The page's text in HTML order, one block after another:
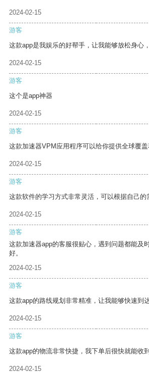
2024-02-15
游客
这款app是我娱乐的好帮手，让我能够放松身心
2024-02-15
游客
这个是app神器
2024-02-15
游客
这款加速器VPM应用程序可以给你提供全球覆盖
2024-02-15
游客
这款软件的学习方式非常灵活，可以根据自己的
2024-02-15
游客
这款加速器app的客服很贴心，遇到问题都能及
好。
2024-02-15
游客
这款app的路线规划非常精准，让我能够快速到
2024-02-15
游客
这款app的物流非常快捷，我下单后很快就能收到
2024-02-15